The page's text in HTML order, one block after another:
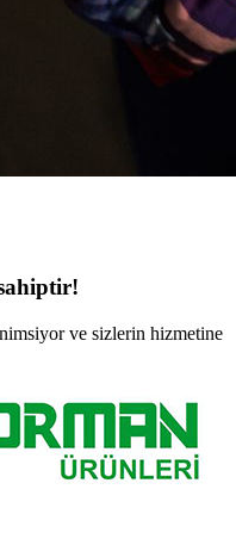
ve sizlerin hizmetine